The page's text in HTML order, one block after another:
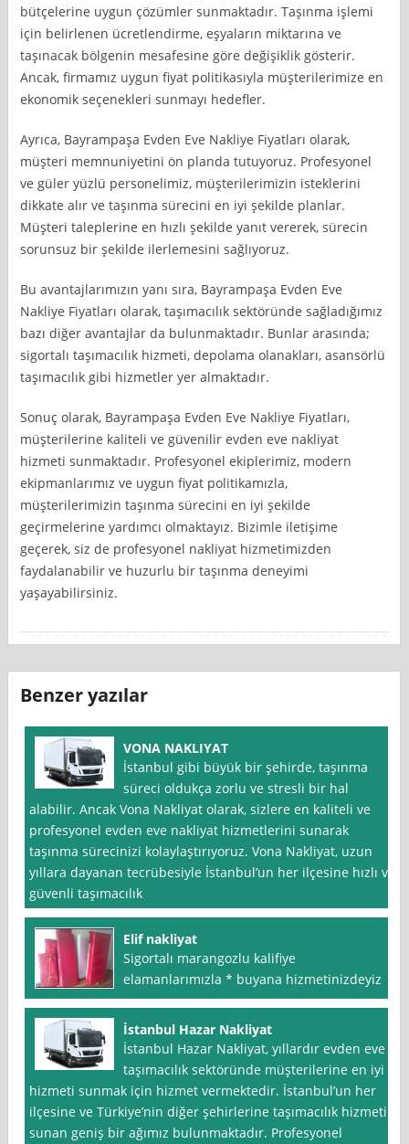
bütçelerine uygun çözümler sunmaktadır. Taşınma işlemi
için belirlenen ücretlendirme, eşyaların miktarına ve
taşınacak bölgenin mesafesine göre değişiklik gösterir.
Ancak, firmamız uygun fiyat politikasıyla müşterilerimize en
ekonomik seçenekleri sunmayı hedefler.
Ayrıca, Bayrampaşa Evden Eve Nakliye Fiyatları olarak,
müşteri memnuniyetini ön planda tutuyoruz. Profesyonel
ve güler yüzlü personelimiz, müşterilerimizin isteklerini
dikkate alır ve taşınma sürecini en iyi şekilde planlar.
Müşteri taleplerine en hızlı şekilde yanıt vererek, sürecin
sorunsuz bir şekilde ilerlemesini sağlıyoruz.
Bu avantajlarımızın yanı sıra, Bayrampaşa Evden Eve
Nakliye Fiyatları olarak, taşımacılık sektöründe sağladığımız
bazı diğer avantajlar da bulunmaktadır. Bunlar arasında;
sigortalı taşımacılık hizmeti, depolama olanakları, asansörlü
taşımacılık gibi hizmetler yer almaktadır.
Sonuç olarak, Bayrampaşa Evden Eve Nakliye Fiyatları,
müşterilerine kaliteli ve güvenilir evden eve nakliyat
hizmeti sunmaktadır. Profesyonel ekiplerimiz, modern
ekipmanlarımız ve uygun fiyat politikamızla,
müşterilerimizin taşınma sürecini en iyi şekilde
geçirmelerine yardımcı olmaktayız. Bizimle iletişime
geçerek, siz de profesyonel nakliyat hizmetimizden
faydalanabilir ve huzurlu bir taşınma deneyimi
yaşayabilirsiniz.
Benzer yazılar
VONA NAKLIYAT
İstanbul gibi büyük bir şehirde, taşınma
süreci oldukça zorlu ve stresli bir hal
alabilir. Ancak Vona Nakliyat olarak, sizlere en kaliteli ve
profesyonel evden eve nakliyat hizmetlerini sunarak
taşınma sürecinizi kolaylaştırıyoruz. Vona Nakliyat, uzun
yıllara dayanan tecrübesiyle İstanbul’un her ilçesine hızlı ve
güvenli taşımacılık
Elif nakliyat
Sigortalı marangozlu kalifiye
elamanlarımızla * buyana hizmetinizdeyiz
İstanbul Hazar Nakliyat
İstanbul Hazar Nakliyat, yıllardır evden eve
taşımacılık sektöründe müşterilerine en iyi
hizmeti sunmak için hizmet vermektedir. İstanbul’un her
ilçesine ve Türkiye’nin diğer şehirlerine taşımacılık hizmeti
sunan geniş bir ağımız bulunmaktadır. Profesyonel